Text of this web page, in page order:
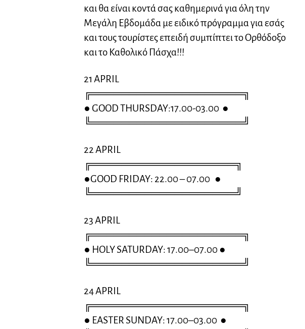
και θα είναι κοντά σας καθημερινά για όλη την
Μεγάλη Εβδομάδα με ειδικό πρόγραμμα για εσάς
και τους τουρίστες επειδή συμπίπτει το Ορθόδοξο
και το Καθολικό Πάσχα!!!
21 APRIL
╔════════════════════╗
● GOOD THURSDAY:17.00-03.00 ●
╚════════════════════╝
22 APRIL
╔═══════════════════╗
●GOOD FRIDAY: 22.00 – 07.00 ●
╚═══════════════════╝
23 APRIL
╔════════════════════╗
● HOLY SATURDAY: 17.00–07.00 ●
╚════════════════════╝
24 APRIL
╔════════════════════╗
● EASTER SUNDAY: 17.00–03.00 ●